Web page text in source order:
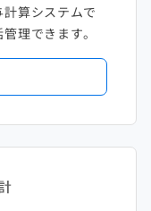
算システムで
理できます。